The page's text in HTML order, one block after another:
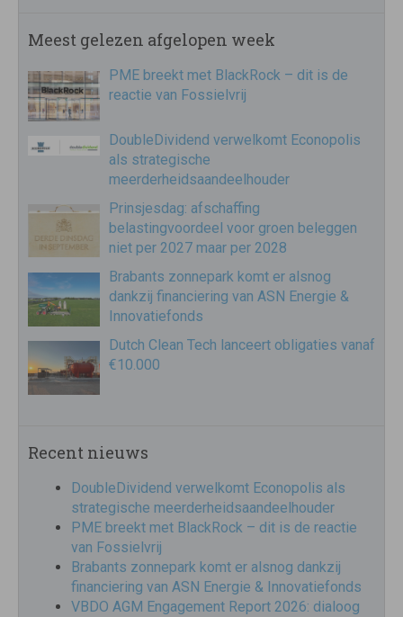
Meest gelezen afgelopen week
PME breekt met BlackRock – dit is de
reactie van Fossielvrij
DoubleDividend verwelkomt Econopolis
als strategische
meerderheidsaandeelhouder
Prinsjesdag: afschaffing
belastingvoordeel voor groen beleggen
niet per 2027 maar per 2028
Brabants zonnepark komt er alsnog
dankzij financiering van ASN Energie &
Innovatiefonds
Dutch Clean Tech lanceert obligaties vanaf
€10.000
Recent nieuws
DoubleDividend verwelkomt Econopolis als
strategische meerderheidsaandeelhouder
PME breekt met BlackRock – dit is de reactie
van Fossielvrij
Brabants zonnepark komt er alsnog dankzij
financiering van ASN Energie & Innovatiefonds
VBDO AGM Engagement Report 2026: dialoog